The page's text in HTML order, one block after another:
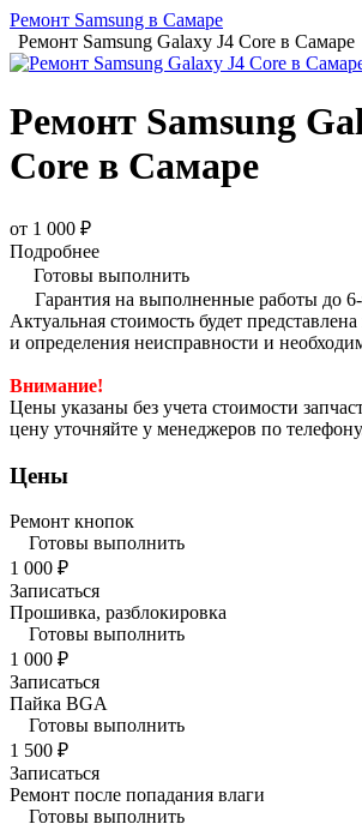
Ремонт Samsung в Самаре
Ремонт Samsung Galaxy J4 Core в Самаре
Ремонт Samsung
Core в Самаре
от 1 000 ₽
Подробнее
Готовы выполнить
Гарантия на выполненные работы до
Актуальная стоимость будет
и определения неисправности и
Внимание!
Цены указаны без учета стоимости
цену уточняйте у менеджеров по
Цены
Ремонт кнопок
Готовы выполнить
1 000 ₽
Записаться
Прошивка, разблокировка
Готовы выполнить
1 000 ₽
Записаться
Пайка BGA
Готовы выполнить
1 500 ₽
Записаться
Ремонт после попадания влаги
Готовы выполнить